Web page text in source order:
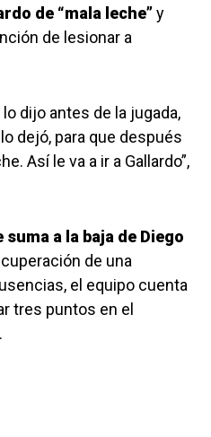
de “mala leche”y
de lesionar a
dijo antes de la jugada,
dejó, para que después
Así le va a ir a Gallardo”,
a la baja de Diego
de una
el equipo cuenta
tres puntos en el